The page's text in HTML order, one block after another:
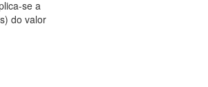
se a
do valor